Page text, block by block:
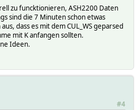
CUL/RAW: /T5F244469001F
4: CUL_Parse: CUL_0 T5F244469001F -
5: CUL_0 dispatch
4: CUL_Parse: CUL_0 T5B23000218 -62
4: FHTTK Device Fenterkontakt
zu funcktionieren, ASH2200 Daten
sind die 7 Minuten schon etwas
dass es mit dem CUL_WS geparsed
mit K anfangen sollten.
Ideen.
#4